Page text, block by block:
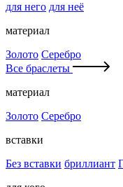
для него для неё
материал
Золото Серебро
Все браслеты
материал
Золото Серебро
вставки
Без вставки бриллиант